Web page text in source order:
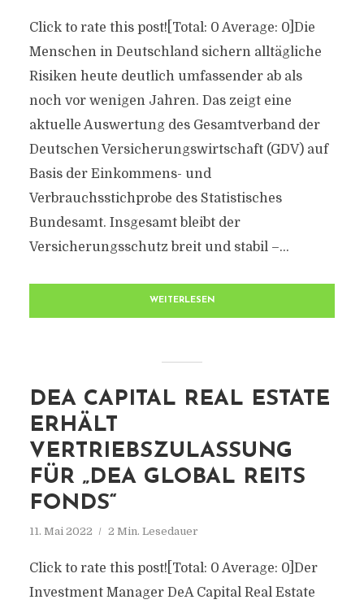
Click to rate this post![Total: 0 Average: 0]Die
Menschen in Deutschland sichern alltägliche
Risiken heute deutlich umfassender ab als
noch vor wenigen Jahren. Das zeigt eine
aktuelle Auswertung des Gesamtverband der
Deutschen Versicherungswirtschaft (GDV) auf
Basis der Einkommens- und
Verbrauchsstichprobe des Statistisches
Bundesamt. Insgesamt bleibt der
Versicherungsschutz breit und stabil –...
WEITERLESEN
DEA CAPITAL REAL ESTATE
ERHÄLT
VERTRIEBSZULASSUNG
FÜR „DEA GLOBAL REITS
FONDS“
11. Mai 2022 2 Min. Lesedauer
Click to rate this post![Total: 0 Average: 0]Der
Investment Manager DeA Capital Real Estate